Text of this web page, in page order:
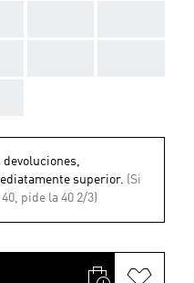
devoluciones,
superior. (Si
pide la 40 2/3)